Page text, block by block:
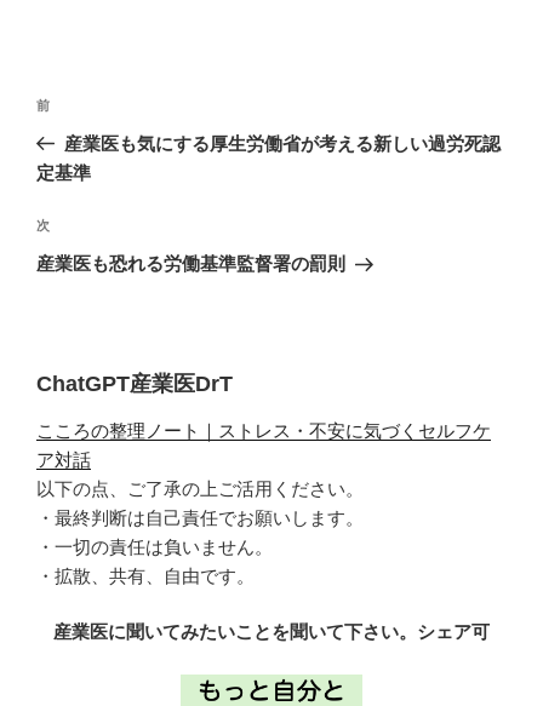
投
ナ
ゲ
ー
過
去
の
稿
前
産業医も気にする厚生労働省が考える新しい過労死認
定基準
次
の
次
産業医も恐れる労働基準監督署の罰則
ChatGPT産業医DrT
こころの整理ノート｜ストレス・不安に気づくセルフケ
ア対話
以下の点、ご了承の上ご活用ください。
・最終判断は自己責任でお願いします。
・一切の責任は負いません。
・拡散、共有、自由です。
産業医に聞いてみたいことを聞いて下さい。シェア可